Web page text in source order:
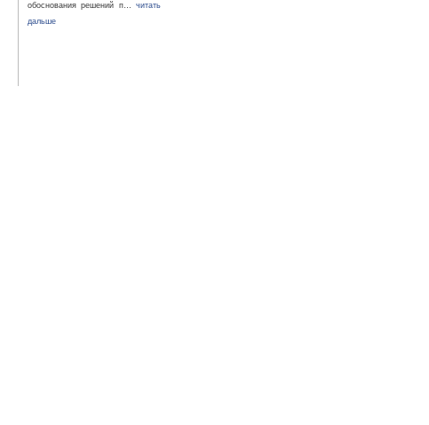
обоснования решений п… читать
дальше